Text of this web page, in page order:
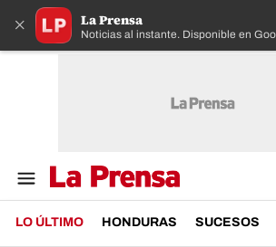
× La Prensa
Noticias al instante. Disponible en
LO ÚLTIMO HONDURAS SUCESOS